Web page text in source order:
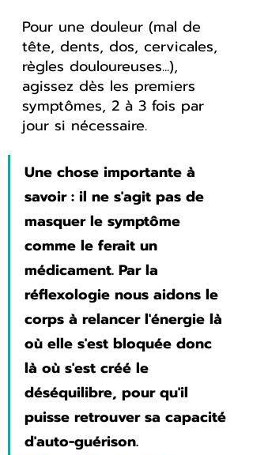
Pour une douleur (mal de
tête, dents, dos, cervicales,
règles douloureuses...),
agissez dès les premiers
symptômes, 2 à 3 fois par
jour si nécessaire.
Une chose importante à
savoir : il ne s'agit pas de
masquer le symptôme
comme le ferait un
médicament. Par la
réflexologie nous aidons le
corps à relancer l'énergie là
où elle s'est bloquée donc
là où s'est créé le
déséquilibre, pour qu'il
puisse retrouver sa capacité
d'auto-guérison.